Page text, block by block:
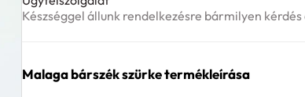
Készséggel állunk rendelkezésre bármilyen kérdés
Malaga bárszék szürke termékleírása